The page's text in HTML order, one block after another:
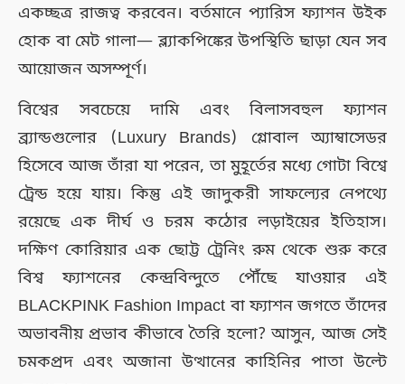
একচ্ছত্র রাজত্ব করবেন। বর্তমানে প্যারিস ফ্যাশন উইক
হোক বা মেট গালা— ব্ল্যাকপিঙ্কের উপস্থিতি ছাড়া যেন সব
আয়োজন অসম্পূর্ণ।
বিশ্বের সবচেয়ে দামি এবং বিলাসবহুল ফ্যাশন
ব্র্যান্ডগুলোর (Luxury Brands) গ্লোবাল অ্যাম্বাসেডর
হিসেবে আজ তাঁরা যা পরেন, তা মুহূর্তের মধ্যে গোটা বিশ্বে
ট্রেন্ড হয়ে যায়। কিন্তু এই জাদুকরী সাফল্যের নেপথ্যে
রয়েছে এক দীর্ঘ ও চরম কঠোর লড়াইয়ের ইতিহাস।
দক্ষিণ কোরিয়ার এক ছোট্ট ট্রেনিং রুম থেকে শুরু করে
বিশ্ব ফ্যাশনের কেন্দ্রবিন্দুতে পৌঁছে যাওয়ার এই
BLACKPINK Fashion Impact বা ফ্যাশন জগতে তাঁদের
অভাবনীয় প্রভাব কীভাবে তৈরি হলো? আসুন, আজ সেই
চমকপ্রদ এবং অজানা উত্থানের কাহিনির পাতা উল্টে